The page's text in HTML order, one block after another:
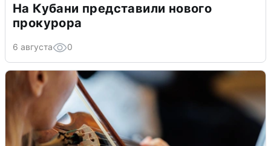
На Кубани представили нового
прокурора
6 августа 0